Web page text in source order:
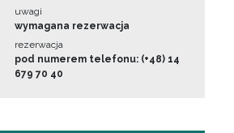
uwagi
wymagana rezerwacja
rezerwacja
pod numerem telefonu: (+48) 14
679 70 40